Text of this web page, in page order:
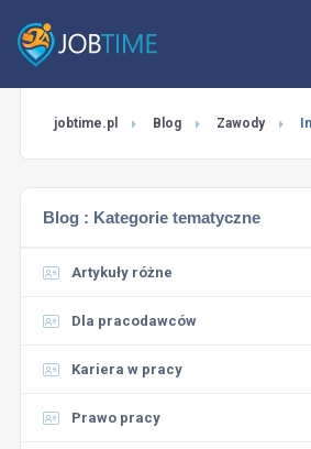
jobtime.pl Blog Zawody
Blog : Kategorie tematyczne
Artykuły różne
Dla pracodawców
Kariera w pracy
Prawo pracy